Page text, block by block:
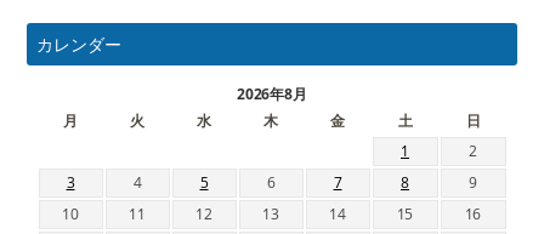
カレンダー
2026年8月
月
火 水 木 金 土
日
1
2
3
4 5 6 7 8
9
10
11 12 13 14 15
16